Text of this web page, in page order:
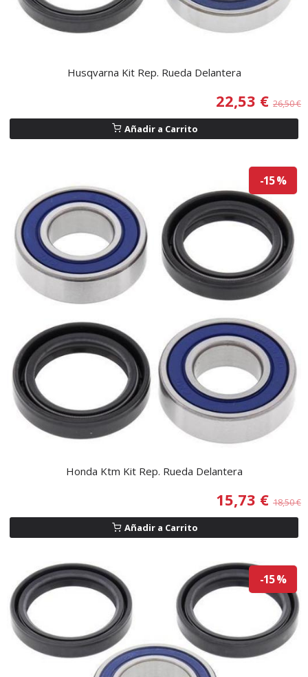
Husqvarna Kit Rep. Rueda Delantera
22,53 € 26,50 €
Añadir a Carrito
-15 %
Honda Ktm Kit Rep. Rueda Delantera
15,73 € 18,50 €
Añadir a Carrito
-15 %